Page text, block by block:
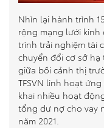
Nhìn lại hành trình
rộng mạng lưới kinh
trình trải nghiệm tài
chuyển đổi cơ sở
giữa bối cảnh thị
TFSVN linh hoạt
khai nhiều hoạt
tổng dư nợ cho vay
năm 2021.